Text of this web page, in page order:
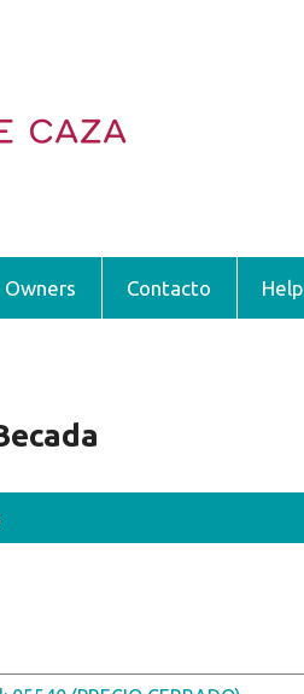
Owners Contacto Help